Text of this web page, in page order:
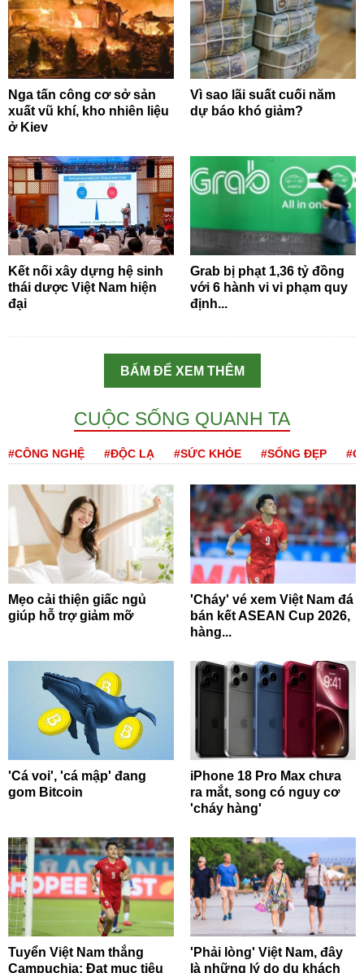
Nga tấn công cơ sở sản
xuất vũ khí, kho nhiên liệu
ở Kiev
Vì sao lãi suất cuối năm
dự báo khó giảm?
Kết nối xây dựng hệ sinh
thái dược Việt Nam hiện
đại
Grab bị phạt 1,36 tỷ đồng
với 6 hành vi vi phạm quy
định...
BẤM ĐỂ XEM THÊM
CUỘC SỐNG QUANH TA
#CÔNG NGHỆ #ĐỘC LẠ #SỨC KHỎE #SỐNG ĐẸP
Mẹo cải thiện giấc ngủ
giúp hỗ trợ giảm mỡ
'Cháy' vé xem Việt Nam đá
bán kết ASEAN Cup 2026,
hàng...
'Cá voi', 'cá mập' đang
gom Bitcoin
iPhone 18 Pro Max chưa
ra mắt, song có nguy cơ
'cháy hàng'
Tuyển Việt Nam thắng
Campuchia: Đạt mục tiêu
'Phải lòng' Việt Nam, đây
là những lý do du khách